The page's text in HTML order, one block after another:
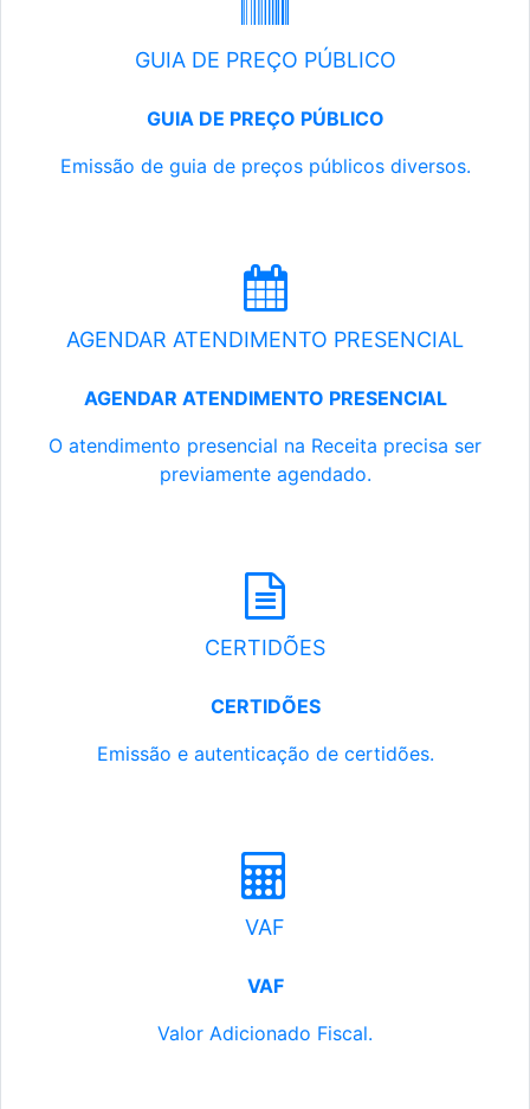
GUIA DE PREÇO PÚBLICO
GUIA DE PREÇO PÚBLICO
Emissão de guia de preços públicos diversos.
AGENDAR ATENDIMENTO PRESENCIAL
AGENDAR ATENDIMENTO PRESENCIAL
O atendimento presencial na Receita precisa ser
previamente agendado.
CERTIDÕES
CERTIDÕES
Emissão e autenticação de certidões.
VAF
VAF
Valor Adicionado Fiscal.